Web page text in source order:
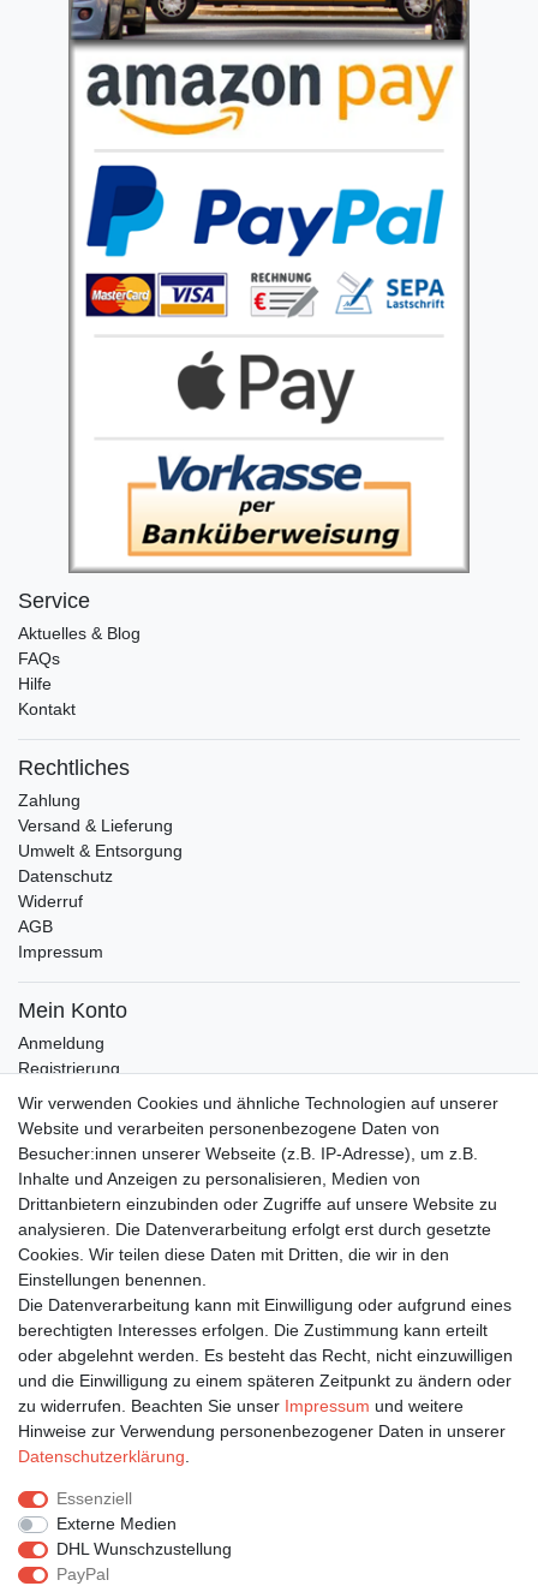
Service
Aktuelles & Blog
FAQs
Hilfe
Kontakt
Rechtliches
Zahlung
Versand & Lieferung
Umwelt & Entsorgung
Datenschutz
Widerruf
AGB
Impressum
Mein Konto
Anmeldung
Registrierung
Wunschliste
Warenkorb
Bleiben Sie auf dem Laufenden ...
E-MAIL **
Newsletter
Honig
Hiermit bestätige ich, dass ich die
Einwilligung kann ich jederzeit widerrufen.**
Abonnieren
** Hierbei handelt es sich um ein Pflichtfeld.
Widerrufs­recht Vertrag widerrufen
Wir verwenden Cookies und ähnliche Technologien auf unserer
Website und verarbeiten personenbezogene Daten von
Besucher:innen unserer Webseite (z.B. IP-Adresse), um z.B.
Inhalte und Anzeigen zu personalisieren, Medien von
Drittanbietern einzubinden oder Zugriffe auf unsere Website zu
analysieren. Die Datenverarbeitung erfolgt erst durch gesetzte
Cookies. Wir teilen diese Daten mit Dritten, die wir in den
Einstellungen benennen.
Die Datenverarbeitung kann mit Einwilligung oder aufgrund eines
berechtigten Interesses erfolgen. Die Zustimmung kann erteilt
oder abgelehnt werden. Es besteht das Recht, nicht einzuwilligen
und die Einwilligung zu einem späteren Zeitpunkt zu ändern oder
zu widerrufen. Beachten Sie unser Impressum und weitere
Hinweise zur Verwendung personenbezogener Daten in unserer
Daten­schutz­erklärung
Essenziell
Externe Medien
DHL Wunschzustellung
PayPal